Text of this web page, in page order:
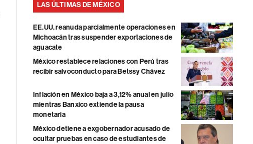
LAS ÚLTIMAS DE MÉXICO
EE.UU. reanuda parcialmente operaciones en
Michoacán tras suspender exportaciones de
aguacate
México restablece relaciones con Perú tras
recibir salvoconducto para Betssy Chávez
Inflación en México baja a 3,12% anual en julio
mientras Banxico extiende la pausa
monetaria
México detiene a exgobernador acusado de
ocultar pruebas en caso de estudiantes de